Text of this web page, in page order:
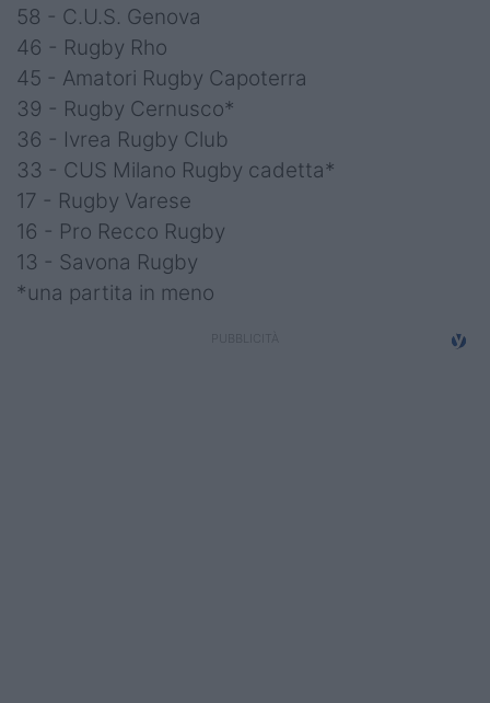
58 - C.U.S. Genova
46 - Rugby Rho
45 - Amatori Rugby Capoterra
39 - Rugby Cernusco*
36 - Ivrea Rugby Club
33 - CUS Milano Rugby cadetta*
17 - Rugby Varese
16 - Pro Recco Rugby
13 - Savona Rugby
*una partita in meno